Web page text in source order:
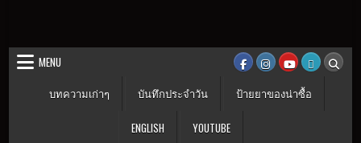
MENU
บทความเก่าๆ
บันทึกประจำวัน ป้ายยาของน่าซื้อ
ENGLISH YOUTUBE